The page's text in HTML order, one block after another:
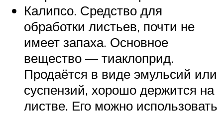
Калипсо. Средство для
обработки листьев, почти не
имеет запаха. Основное
вещество — тиаклоприд.
Продаётся в виде эмульсий или
суспензий, хорошо держится на
листве. Его можно использовать